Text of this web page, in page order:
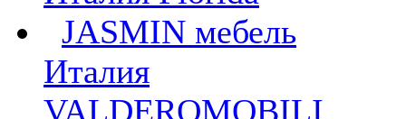
JASMIN мебель
Италия
VALDEROMOBILI